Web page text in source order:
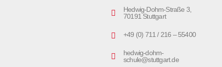
Hedwig-Dohm-Straße 3,
70191 Stuttgart
+49 (0) 711 / 216 – 55400
hedwig-dohm-
schule@stuttgart.de